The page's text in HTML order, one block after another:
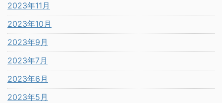
2023年11月
2023年10月
2023年9月
2023年7月
2023年6月
2023年5月